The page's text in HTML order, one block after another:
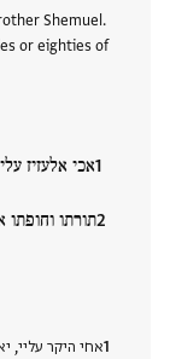
Shemuel.
or eighties of
אכי אלעזיז
תורתו
אחי היקר עליי,